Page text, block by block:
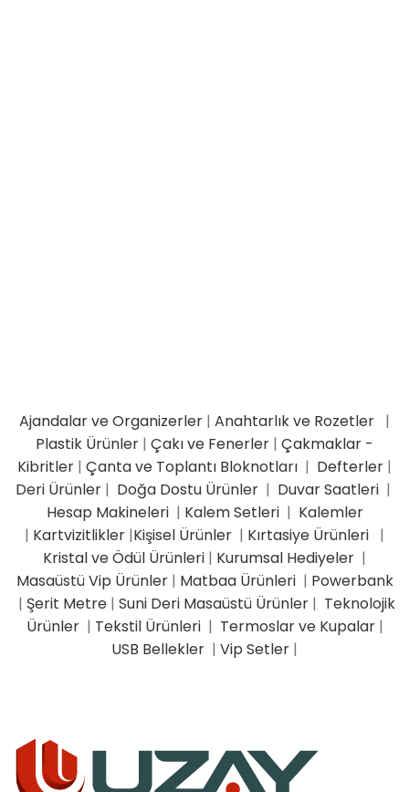
Ajandalar ve Organizerler | Anahtarlık ve Rozetler |
Plastik Ürünler | Çakı ve Fenerler | Çakmaklar -
Kibritler | Çanta ve Toplantı Bloknotları | Defterler |
Deri Ürünler| Doğa Dostu Ürünler | Duvar Saatleri |
Hesap Makineleri| Kalem Setleri| Kalemler
| Kartvizitlikler |Kişisel Ürünler | Kırtasiye Ürünleri |
Kristal ve Ödül Ürünleri | Kurumsal Hediyeler |
Masaüstü Vip Ürünler| Matbaa Ürünleri| Powerbank
| Şerit Metre| Suni Deri Masaüstü Ürünler| Teknolojik
Ürünler | Tekstil Ürünleri | Termoslar ve Kupalar|
USB Bellekler | Vip Setler |